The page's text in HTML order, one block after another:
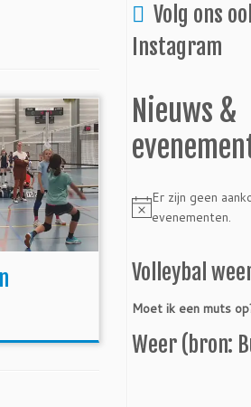
Volg ons
Instagram
Nieuws &
Bericht
Er zijn geen
evenementen.
Volleybal
Moet ik een muts
Weer (bron: